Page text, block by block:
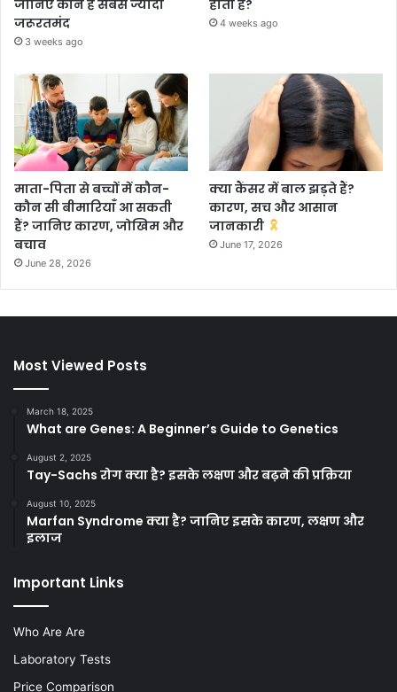
जानिए कौन है सबसे ज्यादा
जरूरतमंद
3 weeks ago
होता है?
4 weeks ago
माता-पिता से बच्चों में कौन-
कौन सी बीमारियाँ आ सकती
हैं? जानिए कारण, जोखिम और
बचाव
June 28, 2026
क्या कैंसर में बाल झड़ते हैं?
कारण, सच और आसान
जानकारी
June 17, 2026
Most Viewed Posts
March 18, 2025
What are Genes: A Beginner’s Guide to Genetics
August 2, 2025
Tay-Sachs रोग क्या है? इसके लक्षण और बढ़ने की प्रक्रिया
August 10, 2025
Marfan Syndrome क्या है? जानिए इसके कारण, लक्षण और
इलाज
Important Links
Who Are Are
Laboratory Tests
Price Comparison